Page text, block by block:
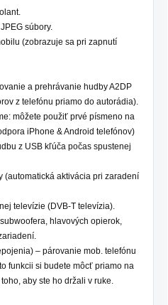
súbory.
(zobrazuje sa pri zapnutí
a prehrávanie hudby A2DP
z telefónu priamo do autorádia).
môžete použiť prvé písmeno na
iPhone & Android telefónov)
z USB kľúča počas spustenej
(automatická aktivácia pri zaradení
televízie (DVB-T televízia).
hlavových opierok,
– párovanie mob. telefónu
funkcii si budete môcť priamo na
aby ste ho držali v ruke.